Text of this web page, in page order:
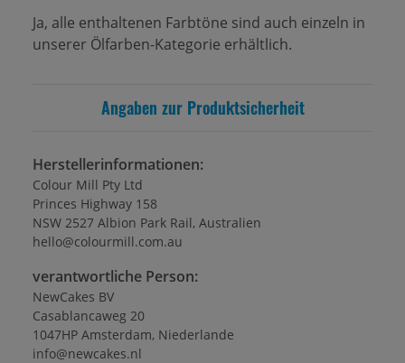
Ja, alle enthaltenen Farbtöne sind auch einzeln in
unserer Ölfarben-Kategorie erhältlich.
Angaben zur Produktsicherheit
Herstellerinformationen:
Colour Mill Pty Ltd
Princes Highway 158
NSW 2527 Albion Park Rail, Australien
hello@colourmill.com.au
verantwortliche Person:
NewCakes BV
Casablancaweg 20
1047HP Amsterdam, Niederlande
info@newcakes.nl